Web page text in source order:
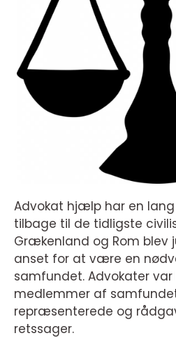
Advokat hjælp har en
tilbage til de tidligste
Grækenland og Rom blev
anset for at være en
samfundet. Advokater
medlemmer af
repræsenterede og
retssager.